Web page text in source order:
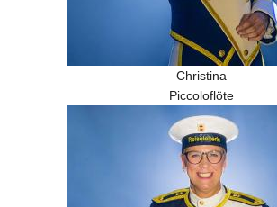
Christina
Piccoloflöte